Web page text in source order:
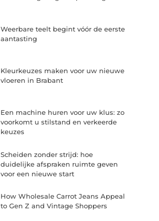
Weerbare teelt begint vóór de eerste
aantasting
Kleurkeuzes maken voor uw nieuwe
vloeren in Brabant
Een machine huren voor uw klus: zo
voorkomt u stilstand en verkeerde
keuzes
Scheiden zonder strijd: hoe
duidelijke afspraken ruimte geven
voor een nieuwe start
How Wholesale Carrot Jeans Appeal
to Gen Z and Vintage Shoppers